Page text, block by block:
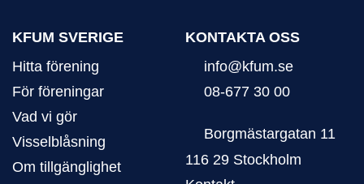
KFUM SVERIGE
Hitta förening
För föreningar
Vad vi gör
Visselblåsning
Om tillgänglighet
KONTAKTA OSS
info@kfum.se
08-677 30 00
Borgmästargatan 11
116 29 Stockholm